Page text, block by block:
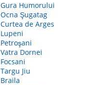
Gura Humorului
Ocna Şugatag
Curtea de Arges
Lupeni
Petroşani
Vatra Dornei
Focsani
Targu Jiu
Braila